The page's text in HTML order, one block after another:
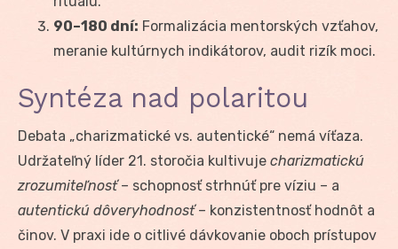
90–180 dní: Formalizácia mentorských vzťahov,
meranie kultúrnych indikátorov, audit rizík moci.
Syntéza nad polaritou
Debata „charizmatické vs. autentické“ nemá víťaza.
Udržateľný líder 21. storočia kultivuje charizmatickú
zrozumiteľnosť– schopnosť strhnúť pre víziu – a
autentickú dôveryhodnosť– konzistentnosť hodnôt a
činov. V praxi ide o citlivé dávkovanie oboch prístupov